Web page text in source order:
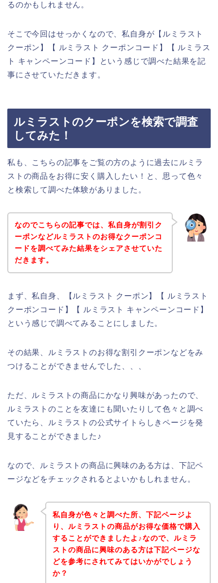
るのかもしれません。
そこで今回はせっかくなので、私自身が【ルミラスト
クーポン】【 ルミラスト クーポンコード】【 ルミラス
ト キャンペーンコード】という感じで調べた結果を記
事にさせていただきます。
ルミラストのクーポンを検索で調査
してみた！
私も、こちらの記事をご覧の方のように過去にルミラ
ストの商品をお得に安く購入したい！と、思って色々
と検索して調べた体験がありました。
なのでこちらの記事では、私自身が割引ク
ーポンなどルミラストのお得なクーポンコ
ードを調べてみた結果をシェアさせていた
だきます。
まず、私自身、【ルミラスト クーポン】【 ルミラスト
クーポンコード】【 ルミラスト キャンペーンコード】
という感じで調べてみることにしました。
その結果、ルミラストのお得な割引クーポンなどをみ
つけることができませんでした、、、
ただ、ルミラストの商品にかなり興味があったので、
ルミラストのことを友達にも聞いたりして色々と調べ
ていたら、ルミラストの公式サイトらしきページを発
見することができました♪
なので、ルミラストの商品に興味のある方は、下記ペ
ージなどをチェックされるとよいかもしれません。
私自身が色々と調べた所、下記ページよ
り、ルミラストの商品がお得な価格で購入
することができましたよ♪なので、ルミラ
ストの商品に興味のある方は下記ページな
どを参考にされてみてはいかがでしょう
か？